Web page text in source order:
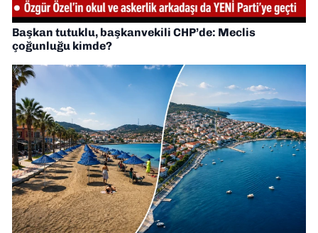
Başkan tutuklu, başkanvekili CHP’de: Meclis
çoğunluğu kimde?